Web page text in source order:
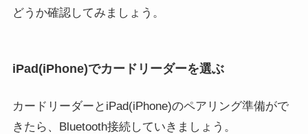
どうか確認してみましょう。
iPad(iPhone)でカードリーダーを選ぶ
カードリーダーとiPad(iPhone)のペアリング準備がで
きたら、Bluetooth接続していきましょう。